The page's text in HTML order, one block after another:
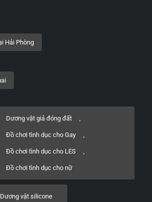
Dương vật giả đóng đất ,
Đồ chơi tình dục cho Gay ,
Đồ chơi tình dục cho LES ,
Đồ chơi tình dục cho nữ
Dương vật silicone